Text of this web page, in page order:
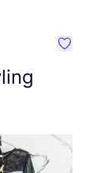
Favorit